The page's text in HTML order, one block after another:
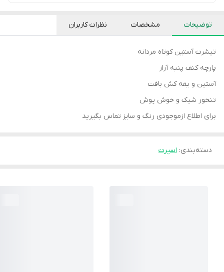
توضیحات مشخصات نظرات کاربران
تیشرت آستین کوتاه مردانه
پارچه کنف پنبه آراز
آستین و یقه کش بافت
تنخور شیک و خوش پوش
برای اطلاع ازموجودی رنگ و سایز تماس بگیرید
دسته‌بندی: اسپرت